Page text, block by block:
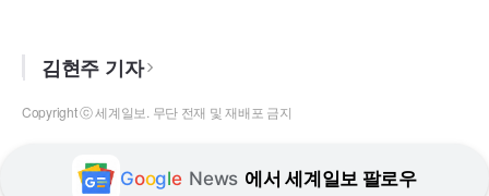
김현주 기자
Copyright ⓒ 세계일보. 무단 전재 및 재배포 금지
Google News 에서 세계일보 팔로우